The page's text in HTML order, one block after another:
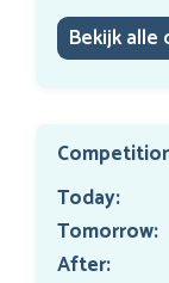
Bekijk
Today:
Tomorrow:
After: